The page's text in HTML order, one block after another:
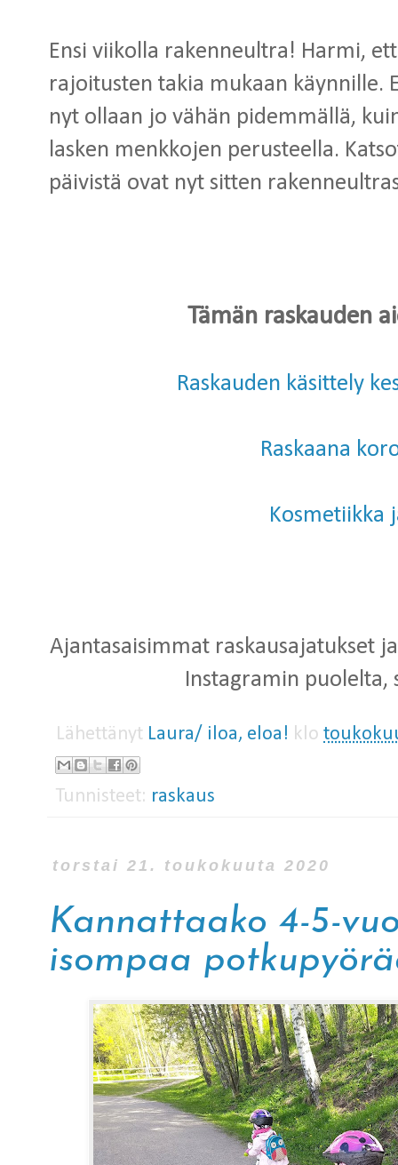
Ensi viikolla rakenneultra! Harmi,
rajoitusten takia mukaan käynnille.
nyt ollaan jo vähän pidemmällä,
lasken menkkojen perusteella.
päivistä ovat nyt sitten
Tämän raskauden
Raskauden käsittely
Raskaana
Kosmetiikka
Ajantasaisimmat raskausajatukset
Instagramin puolelta,
Lähettänyt Laura/ iloa, eloa! klo
Tunnisteet: raskaus
torstai 21. toukokuuta 2020
Kannattaako 4-5-
isompaa